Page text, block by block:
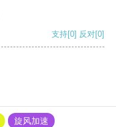
支持[0] 反对[0]
旋风加速